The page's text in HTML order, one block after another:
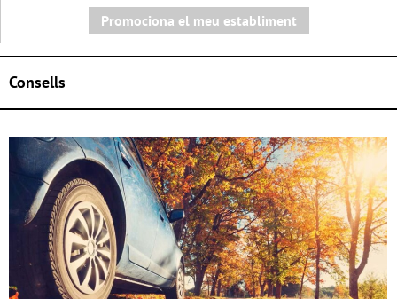
Promociona el meu establiment
Consells